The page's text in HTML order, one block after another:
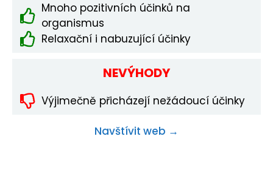
Mnoho pozitivních účinků na
organismus
Relaxační i nabuzující účinky
NEVÝHODY
Výjimečně přicházejí nežádoucí účinky
Navštívit web →